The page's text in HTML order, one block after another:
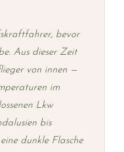
bevor
Aus dieser Zeit
von innen —
im
Lkw
bis
dunkle Flasche